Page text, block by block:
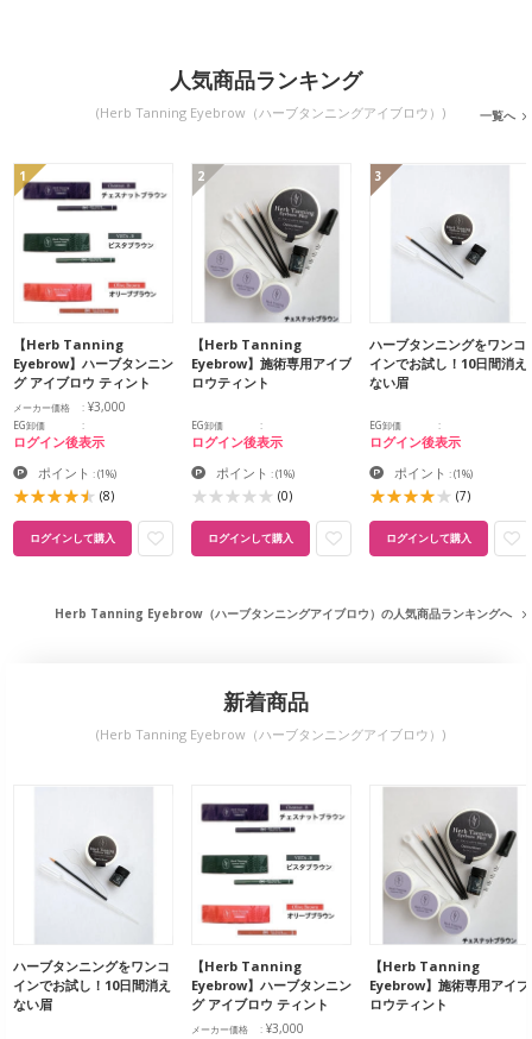
人気商品ランキング
(Herb Tanning Eyebrow（ハーブタンニングアイブロウ）) 一覧へ
1
【Herb Tanning
Eyebrow】ハーブタンニン
グ アイブロウ ティント
メーカー価格 ¥3,000
EG卸価
ログイン後表示
ポイント :(1%)
(8)
ログインして購入
2
【Herb Tanning
Eyebrow】施術専用アイブ
ロウティント
EG卸価
ログイン後表示
ポイント :(1%)
(0)
ログインして購入
3
ハーブタンニングをワンコ
インでお試し！10日間消え
ない眉
EG卸価
ログイン後表示
ポイント :(1%)
(7)
ログインして購入
Herb Tanning Eyebrow（ハーブタンニングアイブロウ）の人気商品ランキングへ
新着商品
(Herb Tanning Eyebrow（ハーブタンニングアイブロウ）)
ハーブタンニングをワンコ
インでお試し！10日間消え
ない眉
【Herb Tanning
Eyebrow】ハーブタンニン
グ アイブロウ ティント
メーカー価格 ¥3,000
【Herb Tanning
Eyebrow】施術専用アイブ
ロウティント